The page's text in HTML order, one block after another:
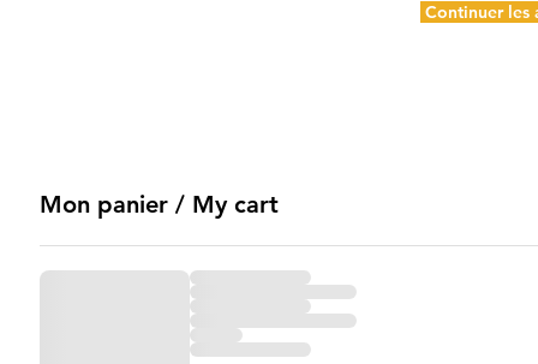
Continuer les
Mon panier / My cart